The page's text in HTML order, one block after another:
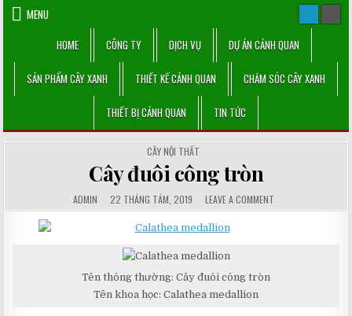
Skip MENU
HOME
CÔNG TY DỊCH VỤ DỰ ÁN CẢNH QUAN
SẢN PHẨM CÂY XANH THIẾT KẾ CẢNH QUAN CHĂM SÓC CÂY XANH
THIẾT BỊ CẢNH QUAN TIN TỨC
POSTED
IN
CÂY NỘI THẤT
Cây đuôi công tròn
AUTHOR:
ADMIN PUBLISHED
DATE:
22 THÁNG TÁM, 2019 COMMENTS:
LEAVE A COMMENTON
CÂY
Tên thông thường: Cây đuôi công tròn
Tên khoa học: Calathea medallion